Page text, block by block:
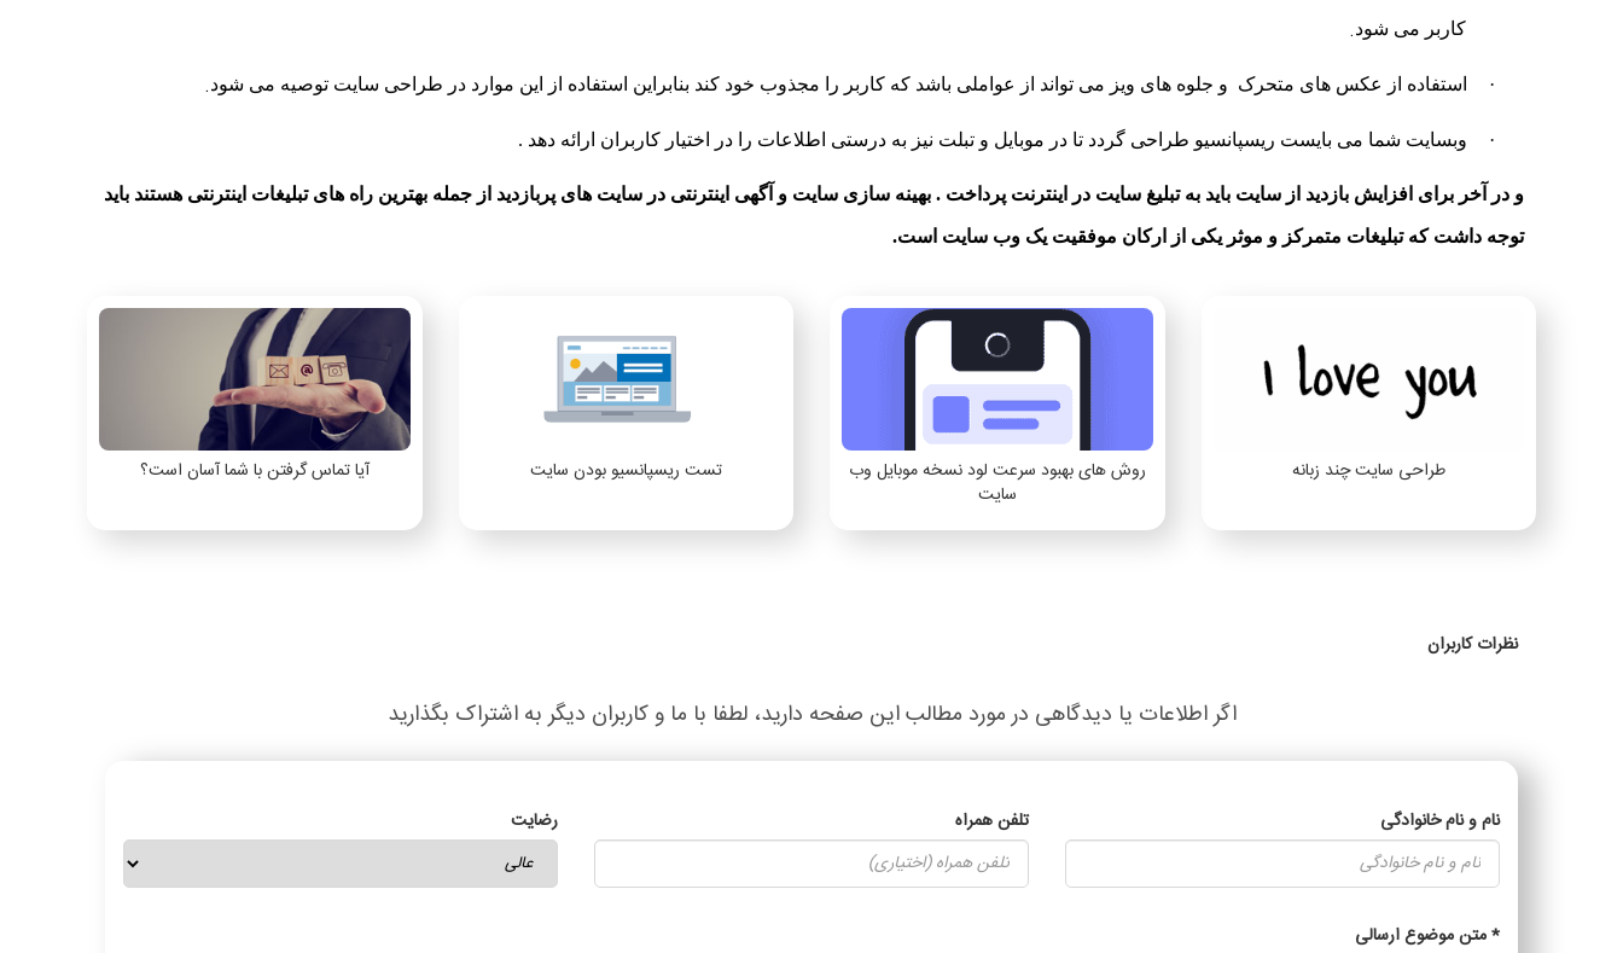
کاربر می شود.
· استفاده از عکس های متحرک و جلوه های ویز می تواند از عواملی باشد که کاربر را مجذوب خود کند بنابراین استفاده از این موارد در طراحی سایت توصیه می شود.
· وبسایت شما می بایست ریسپانسیو طراحی گردد تا در موبایل و تبلت نیز به درستی اطلاعات را در اختیار کاربران ارائه دهد .
و در آخر برای افزایش بازدید از سایت باید به تبلیغ سایت در اینترنت پرداخت . بهینه سازی سایت و آگهی اینترنتی در سایت های پربازدید از جمله بهترین راه های تبلیغات اینترنتی هستند باید
توجه داشت که تبلیغات متمرکز و موثر یکی از ارکان موفقیت یک وب سایت است.
آیا تماس گرفتن با شما آسان است؟ تست ریسپانسیو بودن سایت
روش های بهبود سرعت لود نسخه موبایل وب
سایت
طراحی سایت چند زبانه
نظرات کاربران
اگر اطلاعات یا دیدگاهی در مورد مطالب این صفحه دارید، لطفا با ما و کاربران دیگر به اشتراک بگذارید
رضایت تلفن همراه نام و نام خانوادگی
*متن موضوع ارسالی